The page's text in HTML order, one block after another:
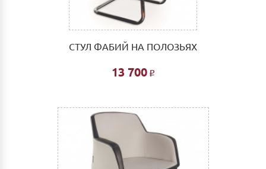
СТУЛ ФАБИЙ НА ПОЛОЗЬЯХ
13 700 Р